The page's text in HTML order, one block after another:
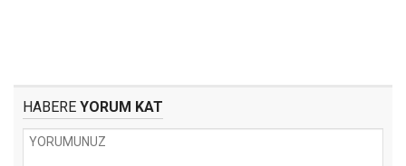
HABERE YORUM KAT